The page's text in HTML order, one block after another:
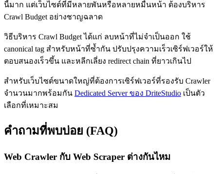
นี้มาก แต่เว็บไซต์ที่มีหลายพันหรือหลายหมื่นหน้า ต้องบริหาร
Crawl Budget อย่างชาญฉลาด
วิธีบริหาร Crawl Budget ได้แก่ ลบหน้าที่ไม่จำเป็นออก ใช้
canonical tag สำหรับหน้าที่ซ้ำกัน ปรับปรุงความเร็วเซิร์ฟเวอร์ให้
ตอบสนองเร็วขึ้น และหลีกเลี่ยง redirect chain ที่ยาวเกินไป
สำหรับเว็บไซต์ขนาดใหญ่ที่ต้องการเซิร์ฟเวอร์ที่รองรับ Crawler
จำนวนมากพร้อมกัน Dedicated Server ของ DriteStudio เป็นตัว
เลือกที่เหมาะสม
คำถามที่พบบ่อย (FAQ)
Web Crawler กับ Web Scraper ต่างกันไหม